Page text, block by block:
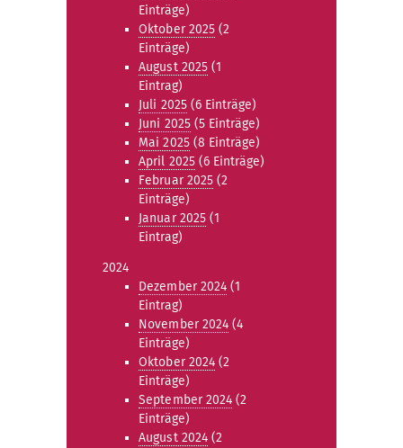
Einträge)
Oktober 2025 (2
Einträge)
August 2025 (1
Eintrag)
Juli 2025(6 Einträge)
Juni 2025(5 Einträge)
Mai 2025(8 Einträge)
April 2025 (6 Einträge)
Februar 2025 (2
Einträge)
Januar 2025 (1
Eintrag)
2024
Dezember 2024 (1
Eintrag)
November 2024 (4
Einträge)
Oktober 2024 (2
Einträge)
September 2024 (2
Einträge)
August 2024 (2